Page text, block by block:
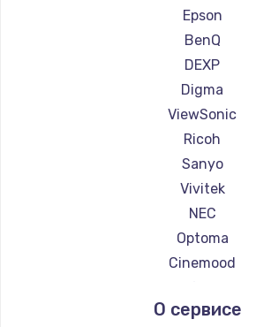
Ремонт проекторов
Ремонт проекторов
Ремонт проекторов
Epson
BenQ
DEXP
Digma
ViewSonic
Ricoh
Sanyo
Vivitek
NEC
Optoma
Cinemood
Barco
О сервисе